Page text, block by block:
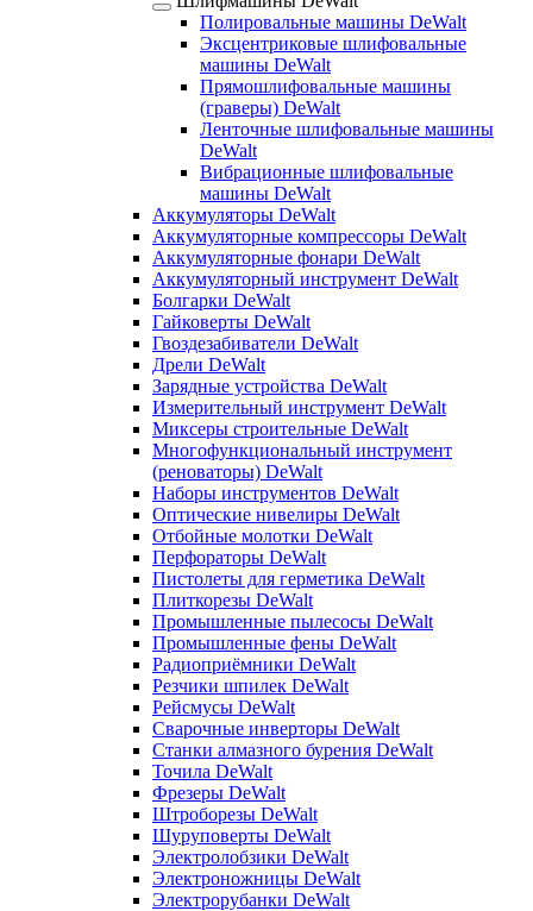
Полировальные машины DeWalt
Эксцентриковые шлифовальные
машины DeWalt
Прямошлифовальные машины
(граверы) DeWalt
Ленточные шлифовальные машины
DeWalt
Вибрационные шлифовальные
машины DeWalt
Аккумуляторы DeWalt
Аккумуляторные компрессоры DeWalt
Аккумуляторные фонари DeWalt
Аккумуляторный инструмент DeWalt
Болгарки DeWalt
Гайковерты DeWalt
Гвоздезабиватели DeWalt
Дрели DeWalt
Зарядные устройства DeWalt
Измерительный инструмент DeWalt
Миксеры строительные DeWalt
Многофункциональный инструмент
(реноваторы) DeWalt
Наборы инструментов DeWalt
Оптические нивелиры DeWalt
Отбойные молотки DeWalt
Перфораторы DeWalt
Пистолеты для герметика DeWalt
Плиткорезы DeWalt
Промышленные пылесосы DeWalt
Промышленные фены DeWalt
Радиоприёмники DeWalt
Резчики шпилек DeWalt
Рейсмусы DeWalt
Сварочные инверторы DeWalt
Станки алмазного бурения DeWalt
Точила DeWalt
Фрезеры DeWalt
Штроборезы DeWalt
Шуруповерты DeWalt
Электролобзики DeWalt
Электроножницы DeWalt
Электрорубанки DeWalt